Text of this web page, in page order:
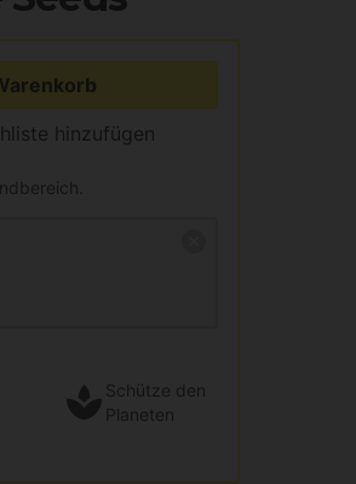
hinzufügen
Schütze den
Planeten